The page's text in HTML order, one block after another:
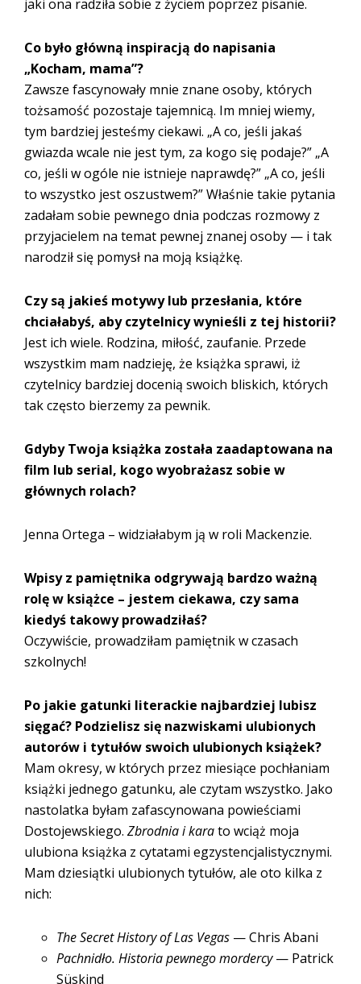
jaki ona radziła sobie z życiem poprzez pisanie.
Co było główną inspiracją do napisania
„Kocham, mama”?
Zawsze fascynowały mnie znane osoby, których
tożsamość pozostaje tajemnicą. Im mniej wiemy,
tym bardziej jesteśmy ciekawi. „A co, jeśli jakaś
gwiazda wcale nie jest tym, za kogo się podaje?” „A
co, jeśli w ogóle nie istnieje naprawdę?” „A co, jeśli
to wszystko jest oszustwem?” Właśnie takie pytania
zadałam sobie pewnego dnia podczas rozmowy z
przyjacielem na temat pewnej znanej osoby — i tak
narodził się pomysł na moją książkę.
Czy są jakieś motywy lub przesłania, które
chciałabyś, aby czytelnicy wynieśli z tej historii?
Jest ich wiele. Rodzina, miłość, zaufanie. Przede
wszystkim mam nadzieję, że książka sprawi, iż
czytelnicy bardziej docenią swoich bliskich, których
tak często bierzemy za pewnik.
Gdyby Twoja książka została zaadaptowana na
film lub serial, kogo wyobrażasz sobie w
głównych rolach?
Jenna Ortega – widziałabym ją w roli Mackenzie.
Wpisy z pamiętnika odgrywają bardzo ważną
rolę w książce – jestem ciekawa, czy sama
kiedyś takowy prowadziłaś?
Oczywiście, prowadziłam pamiętnik w czasach
szkolnych!
Po jakie gatunki literackie najbardziej lubisz
sięgać? Podzielisz się nazwiskami ulubionych
autorów i tytułów swoich ulubionych książek?
Mam okresy, w których przez miesiące pochłaniam
książki jednego gatunku, ale czytam wszystko. Jako
nastolatka byłam zafascynowana powieściami
Dostojewskiego. Zbrodnia i karato wciąż moja
ulubiona książka z cytatami egzystencjalistycznymi.
Mam dziesiątki ulubionych tytułów, ale oto kilka z
nich:
The Secret History of Las Vegas — Chris Abani
Pachnidło. Historia pewnego mordercy— Patrick
Süskind